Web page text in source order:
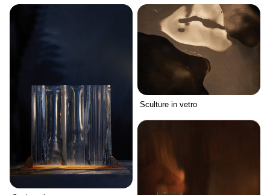
Sculture in vetro